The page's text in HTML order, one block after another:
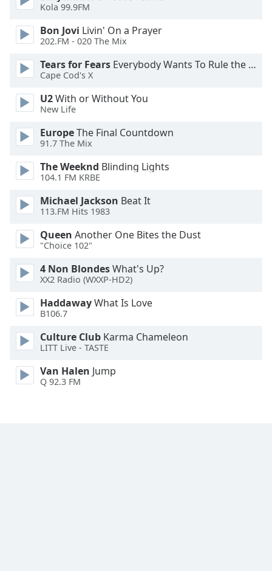
Background
Color
Opacity
Caption
Area
Color
Opacity
Font
Size
Text
Edge
Style
Font
Reset
Done
Kola 99.9FM
Bon Jovi Livin' On a Prayer
202.FM - 020 The Mix
Tears for Fears Everybody Wants To Rule the World
Cape Cod's X
U2With or Without You
New Life
EuropeThe Final Countdown
91.7 The Mix
The Weeknd Blinding Lights
104.1 FM KRBE
Michael Jackson Beat It
113.FM Hits 1983
Queen Another One Bites the Dust
"Choice 102"
4 Non BlondesWhat's Up?
XX2 Radio (WXXP-HD2)
HaddawayWhat Is Love
B106.7
Culture Club Karma Chameleon
LITT Live - TASTE
Van Halen Jump
Q 92.3 FM